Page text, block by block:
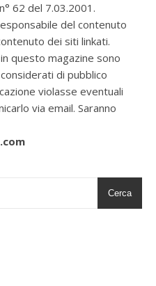
62 del 7.03.2001.
del contenuto
dei siti linkati.
questo magazine sono
di pubblico
violasse eventuali
via email. Saranno
Cerca